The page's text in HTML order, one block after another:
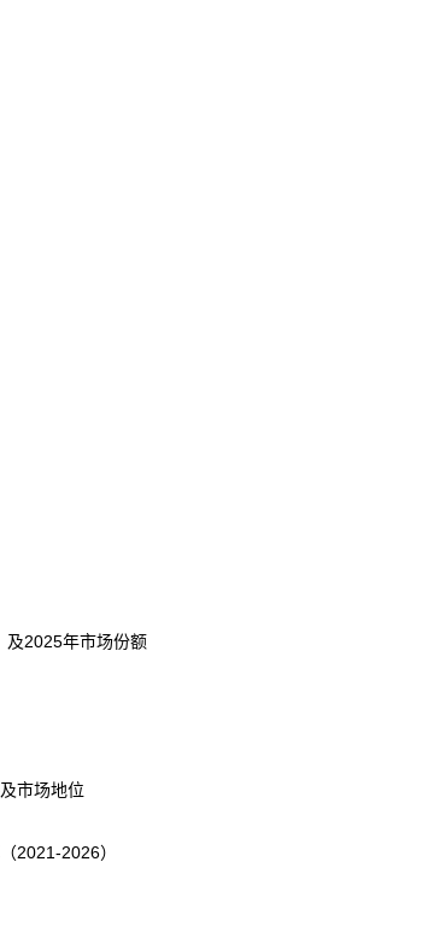
2025年市场份额
市场地位
2026）